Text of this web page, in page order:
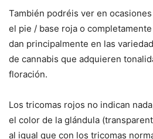
También podréis ver en
el pie / base roja o
dan principalmente en las
de cannabis que adquieren
floración.
Los tricomas rojos no indican
el color de la glándula
al igual que con los tricomas